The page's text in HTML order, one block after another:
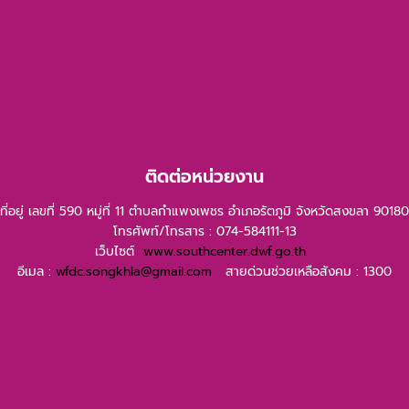
ติดต่อหน่วยงาน
ที่อยู่ เลขที่ 590 หมู่ที่ 11 ตำบลกำแพงเพชร อำเภอรัตภูมิ จังหวัดสงขลา 90180
โทรศัพท์/โทรสาร : 074-584111-13
เว็บไซต์ www.southcenter.dwf.go.th
อีเมล : wfdc.songkhla@gmail.com สายด่วนช่วยเหลือสังคม : 1300